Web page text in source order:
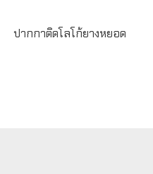
ปากกาติดโลโก้ยางหยอด